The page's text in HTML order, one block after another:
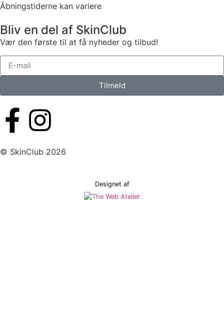
Åbningstiderne kan variere
Bliv en del af SkinClub
Vær den første til at få nyheder og tilbud!
Tilmeld
© SkinClub 2026
Designet af